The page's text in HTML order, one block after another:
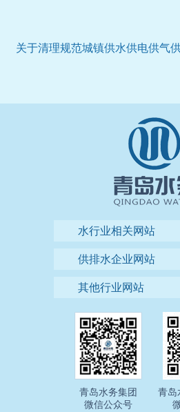
关于清理规范城镇供水供电供气
水行业相关网站
供排水企业网站
其他行业网站
青岛水务集团
微信公众号
青岛